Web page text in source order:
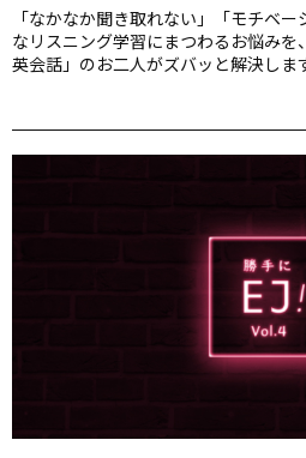
「なかなか聞き取れない」「モチベ
なリスニング学習にまつわるお悩みを
英会話」のお二人がズバッと解決しま